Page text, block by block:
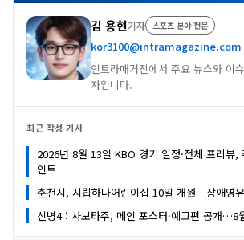
김 용현기자 스포츠 분야 전문
kor3100@intramagazine.com
인트라매거진에서 주요 뉴스와 이
자입니다.
최근 작성 기사
2026년 8월 13일 KBO 경기 일정·전체 프리뷰,
인트
춘천시, 시립하나어린이집 10일 개원…장애영
신병4 : 사보타주, 메인 포스터·예고편 공개…8